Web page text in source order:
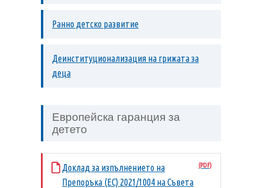
Ранно детско развитие
Деинституционализация на грижата за
деца
Европейска гаранция за
детето
Доклад за изпълнението на
Препоръка (ЕС) 2021/1004 на Съвета